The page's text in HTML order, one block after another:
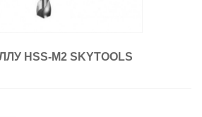
HSS-M2 SKYTOOLS